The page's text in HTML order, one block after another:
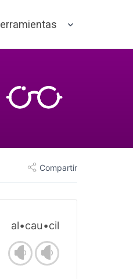
Compartir
al•cau•cil